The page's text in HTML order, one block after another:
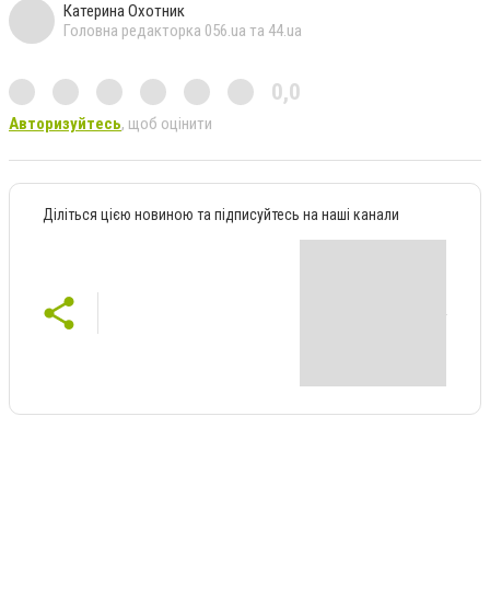
Катерина Охотник
Головна редакторка 056.ua та 44.ua
0,0
Авторизуйтесь, щоб оцінити
Діліться цією новиною та підписуйтесь на наші канали